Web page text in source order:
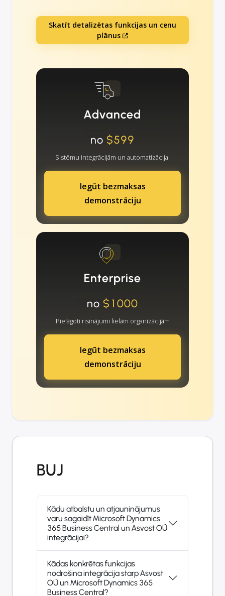
Skatīt detalizētas funkcijas un cenu
plānus
Advanced
no$599
Sistēmu integrācijām un automatizācijai
Iegūt bezmaksas
demonstrāciju
Enterprise
no$1000
Pielāgoti risinājumi lielām organizācijām
Iegūt bezmaksas
demonstrāciju
BUJ
Kādu atbalstu un atjauninājumus
varu sagaidīt Microsoft Dynamics
365 Business Central un Asvost OÜ
integrācijai?
Kādas konkrētas funkcijas
nodrošina integrācija starp Asvost
OÜ un Microsoft Dynamics 365
Business Central?